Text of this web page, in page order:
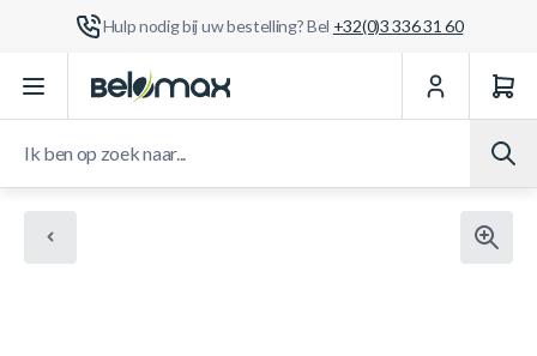
Hulp nodig bij uw bestelling? Bel +32(0)3 336 31 60
Ga naar de inhoud